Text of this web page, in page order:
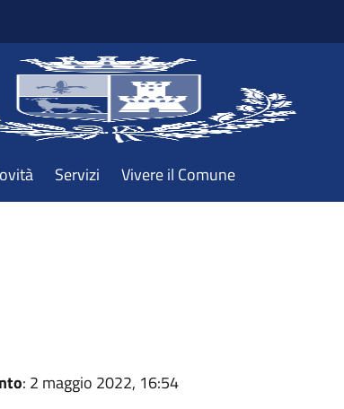
Servizi Vivere il Comune
: 2 maggio 2022, 16:54